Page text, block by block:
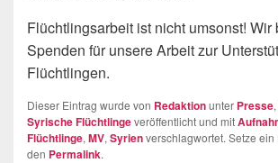
Flüchtlingsarbeit ist nicht umsonst! Wir
Spenden für unsere Arbeit zur
Flüchtlingen.
Dieser Eintrag wurde von Redaktionunter Presse,
Syrische Flüchtlingeveröffentlicht und mit
Flüchtlinge, MV, Syrienverschlagwortet. Setze
den Permalink.